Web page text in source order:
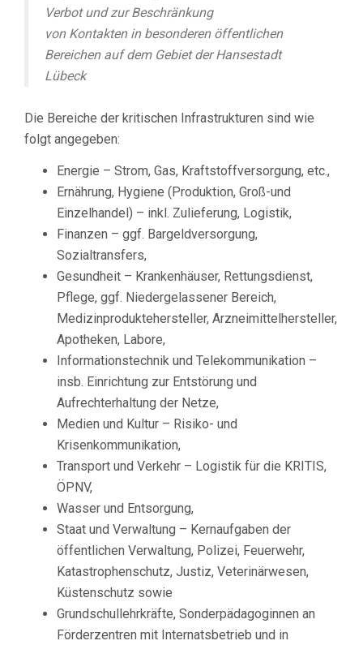
Verbot und zur Beschränkung
von Kontakten in besonderen öffentlichen
Bereichen auf dem Gebiet der Hansestadt
Lübeck
Die Bereiche der kritischen Infrastrukturen sind wie
folgt angegeben:
Energie – Strom, Gas, Kraftstoffversorgung, etc.,
Ernährung, Hygiene (Produktion, Groß-und
Einzelhandel) – inkl. Zulieferung, Logistik,
Finanzen – ggf. Bargeldversorgung,
Sozialtransfers,
Gesundheit – Krankenhäuser, Rettungsdienst,
Pflege, ggf. Niedergelassener Bereich,
Medizinproduktehersteller, Arzneimittelhersteller,
Apotheken, Labore,
Informationstechnik und Telekommunikation –
insb. Einrichtung zur Entstörung und
Aufrechterhaltung der Netze,
Medien und Kultur – Risiko- und
Krisenkommunikation,
Transport und Verkehr – Logistik für die KRITIS,
ÖPNV,
Wasser und Entsorgung,
Staat und Verwaltung – Kernaufgaben der
öffentlichen Verwaltung, Polizei, Feuerwehr,
Katastrophenschutz, Justiz, Veterinärwesen,
Küstenschutz sowie
Grundschullehrkräfte, Sonderpädagoginnen an
Förderzentren mit Internatsbetrieb und in